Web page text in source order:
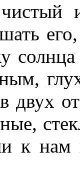
двух
к нам